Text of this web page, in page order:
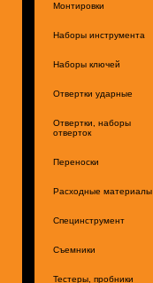
Монтировки
Наборы инструмента
Наборы ключей
Отвертки ударные
Отвертки, наборы
отверток
Переноски
Расходные материалы
Специнструмент
Съемники
Тестеры, пробники